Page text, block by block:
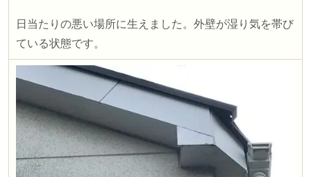
日当たりの悪い場所に生えました。外壁が湿り気を帯び
ている状態です。